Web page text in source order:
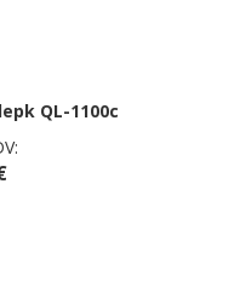
QL-1100c